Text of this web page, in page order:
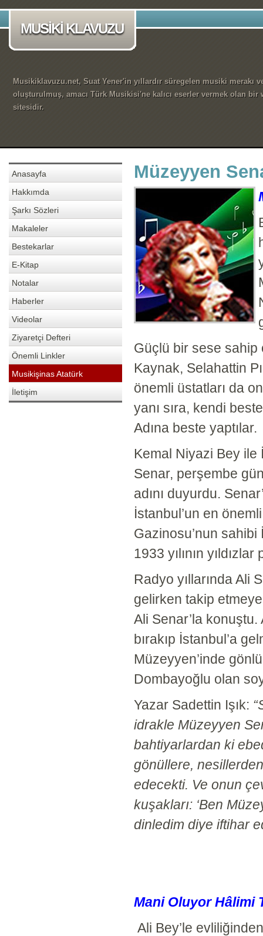
MUSİKİ KLAVUZU
Musikiklavuzu.net, Suat Yener'in yıllardır süregelen musiki merakı
oluşturulmuş, amacı Türk Musikisi'ne kalıcı eserler vermek olan bir
sitesidir.
Anasayfa
Hakkımda
Şarkı Sözleri
Makaleler
Bestekarlar
E-Kitap
Notalar
Haberler
Videolar
Ziyaretçi Defteri
Önemli Linkler
Musikişinas Atatürk
İletişim
Müzeyyen
Güçlü bir sese sahip
Kaynak, Selahattin
önemli üstatları da
yanı sıra, kendi
Adına beste yaptılar.
Kemal Niyazi Bey ile
Senar, perşembe
adını duyurdu.
İstanbul’un en
Gazinosu’nun
1933 yılının
Radyo yıllarında Ali
gelirken takip
Ali Senar’la
bırakıp İstanbul’a
Müzeyyen’inde
Dombayoğlu olan
Yazar Sadettin Işık:
idrakle Müzeyyen
bahtiyarlardan ki
gönüllere,
edecekti. Ve onun
kuşakları: ‘Ben
dinledim diye iftihar
Mani Oluyor Hâlimi
Ali Bey’le